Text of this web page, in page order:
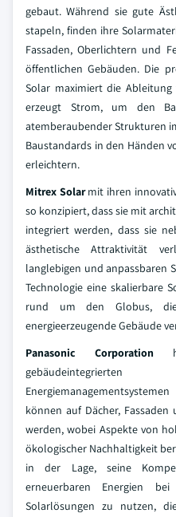
gebaut. Während sie gute
stapeln, finden ihre
Fassaden, Oberlichtern und
öffentlichen Gebäuden. Die
Solar maximiert die
erzeugt Strom, um den
atemberaubender Strukturen
Baustandards in den Händen
erleichtern.
Mitrex Solarmit ihren
so konzipiert, dass sie mit
integriert werden, dass sie
ästhetische Attraktivität
langlebigen und anpassbaren
Technologie eine skalierbare
rund um den Globus,
energieerzeugende Gebäude
Panasonic Corporation
können auf Dächer,
werden, wobei Aspekte von
ökologischer Nachhaltigkeit
in der Lage, seine
erneuerbaren Energien
Solarlösungen zu nutzen,